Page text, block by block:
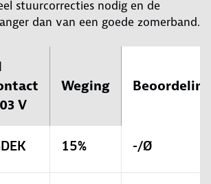
stuurcorrecties nodig en de
dan van een goede zomerband.
V
Weging Beoordeling
15% -/Ø